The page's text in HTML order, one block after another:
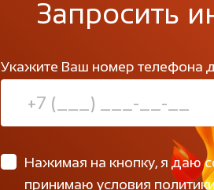
Запросить
Укажите Ваш номер телефона
Нажимая на кнопку, я даю
принимаю условия